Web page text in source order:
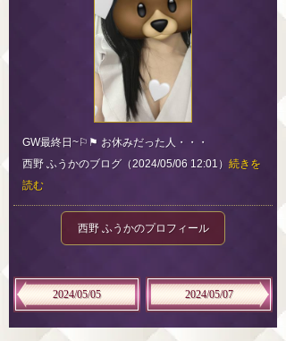
GW最終日~⚐⚑ お休みだった人・・・
西野 ふうかのブログ（2024/05/06 12:01） 続きを
読む
西野 ふうかのプロフィール
2024/05/05 2024/05/07